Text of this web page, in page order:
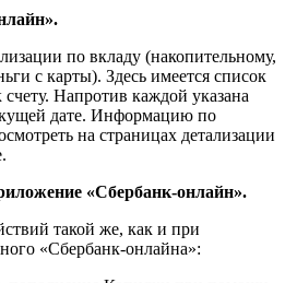
по вкладу (накопительному,
с карты). Здесь имеется список
Напротив каждой указана
дате. Информацию по
на страницах детализации
«Сбербанк-онлайн».
такой же, как и при
«Сбербанк-онлайна»: